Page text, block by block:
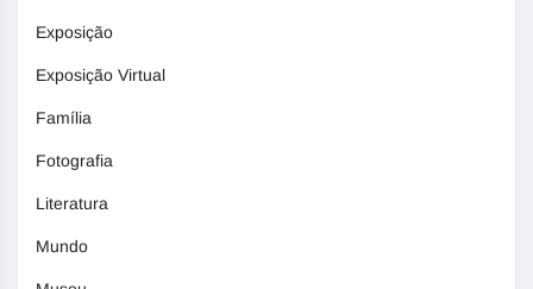
Exposição
Exposição Virtual
Família
Fotografia
Literatura
Mundo